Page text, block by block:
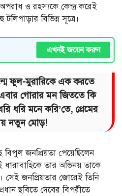
ও রহস্যকে কেন্দ্র করেই
বিভিন্ন সূত্রে।
এখনই জয়েন করুন
ফুল-মুরারিকে এক করতে
গোরার মন জিততে কি
ধরি মনে করি’তে, প্রেমের
নতুন মোড়!
বিপুল জনপ্রিয়তা পেয়েছিলেন
তার অভিনয় তাকে
জনপ্রিয়তার জোরেই তিনি
ছবিতে দেবের বিপরীতে